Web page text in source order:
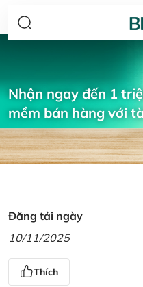
Nhận ngay đến 1
mềm bán hàng với
Đăng tải ngày
10/11/2025
Thích